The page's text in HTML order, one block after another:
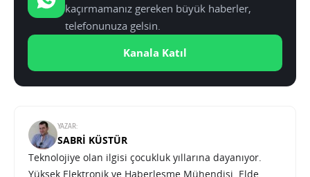
kaçırmamanız gereken büyük haberler,
telefonunuza gelsin.
Kanala Katıl
YAZAR:
SABRI KÜSTÜR
Teknolojiye olan ilgisi çocukluk yıllarına dayanıyor.
Yüksek Elektronik ve Haberleşme Mühendisi. Elde